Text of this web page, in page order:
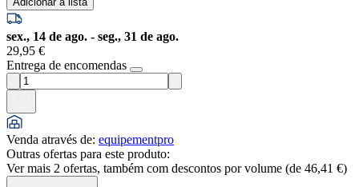
sex., 14 de ago. - seg., 31 de ago.
29,95 €
Entrega de encomendas
Venda através de: equipementpro
Outras ofertas para este produto:
Ver mais 2 ofertas, também com descontos por volume (de 46,41 €)